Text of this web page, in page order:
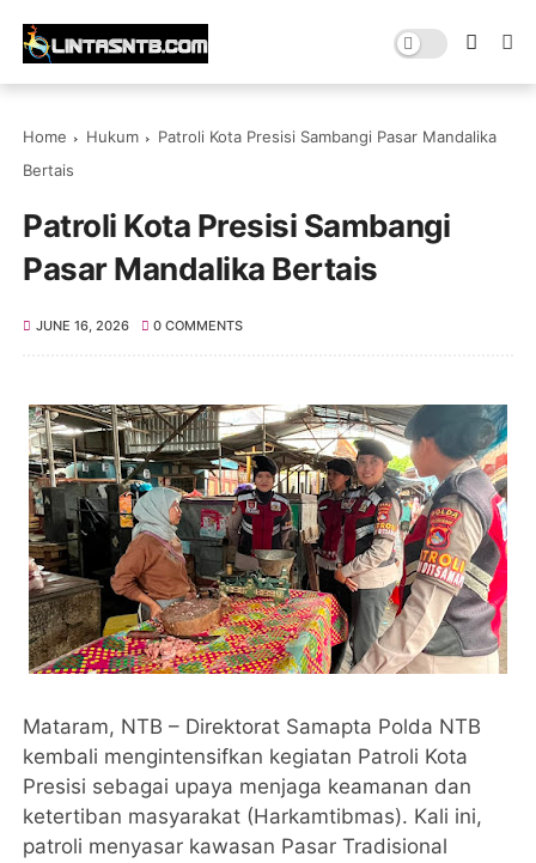
Home Hukum
Patroli Kota Presisi Sambangi Pasar Mandalika
Bertais
Patroli Kota Presisi Sambangi
Pasar Mandalika Bertais
JUNE 16, 2026 0 COMMENTS
Mataram, NTB – Direktorat Samapta Polda NTB
kembali mengintensifkan kegiatan Patroli Kota
Presisi sebagai upaya menjaga keamanan dan
ketertiban masyarakat (Harkamtibmas). Kali ini,
patroli menyasar kawasan Pasar Tradisional